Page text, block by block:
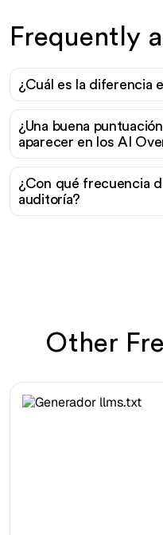
Frequently
¿Cuál es la diferencia
¿Una buena
aparecer en los AI
¿Con qué frecuencia
auditoría?
Other